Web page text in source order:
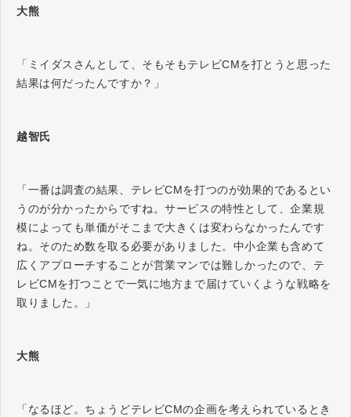
大熊
「ミイダスさんとして、そもそもテレビCMを打とうと思った
結果は何だったんですか？」
越智氏
「一番は調査の結果、テレビCMを打つのが効果的であるとい
うのが分かったからですね。サービスの特性として、企業規
模によっても単価がそこまで大きくは変わらなかったんです
ね。そのため数を取る必要がありました。中小企業も含めて
広くアプローチすることが営業マンでは難しかったので、テ
レビCMを打つことで一気に地方まで届けていくような戦略を
取りました。」
大熊
「なるほど。ちょうどテレビCMの企画を考えられているとき